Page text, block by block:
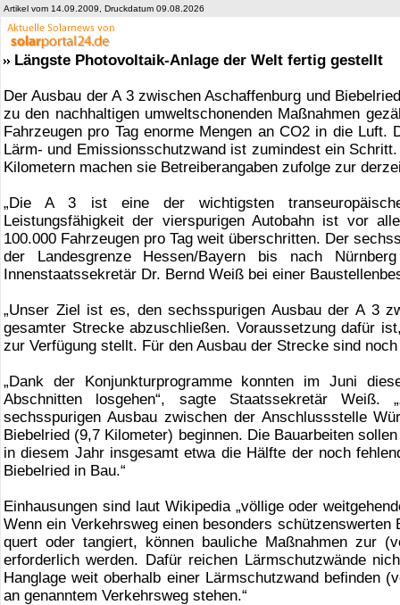
Artikel vom 14.09.2009, Druckdatum 09.08.2026
Längste Photovoltaik-Anlage der Welt fertig gestellt
Der Ausbau der A 3 zwischen Aschaffenburg und
zu den nachhaltigen umweltschonenden Maßnahmen
Fahrzeugen pro Tag enorme Mengen an CO2 in die Luft.
Lärm- und Emissionsschutzwand ist zumindest ein
Kilometern machen sie Betreiberangaben zufolge zur
„Die A 3 ist eine der wichtigsten
Leistungsfähigkeit der vierspurigen Autobahn ist vor
100.000 Fahrzeugen pro Tag weit überschritten. Der
der Landesgrenze Hessen/Bayern bis nach
Innenstaatssekretär Dr. Bernd Weiß bei einer
„Unser Ziel ist es, den sechsspurigen Ausbau der A 3
gesamter Strecke abzuschließen. Voraussetzung dafür
zur Verfügung stellt. Für den Ausbau der Strecke sind
„Dank der Konjunkturprogramme konnten im Juni
Abschnitten losgehen“, sagte Staatssekretär
sechsspurigen Ausbau zwischen der Anschlussstelle
Biebelried (9,7 Kilometer) beginnen. Die Bauarbeiten
in diesem Jahr insgesamt etwa die Hälfte der noch
Biebelried in Bau.“
Einhausungen sind laut Wikipedia „völlige oder
Wenn ein Verkehrsweg einen besonders
quert oder tangiert, können bauliche Maßnahmen zur
erforderlich werden. Dafür reichen Lärmschutzwände
Hanglage weit oberhalb einer Lärmschutzwand befinden
an genanntem Verkehrsweg stehen.“